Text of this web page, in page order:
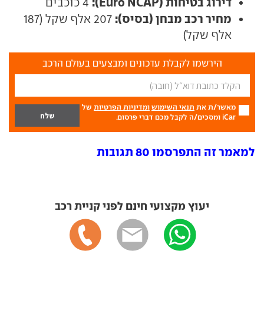
מחיר רכב מבחן (בסיס):
207 אלף שקל (187
אלף שקל)
הירשמו לקבלת עדכונים ומבצעים בעולם הרכב
מאשר/ת את תנאי השימוש ומדיניות הפרטיות של
iCar ומסכים/ה לקבל מכם דברי פרסום.
למאמר זה התפרסמו 80 תגובות
יעוץ מקצועי חינם לפני קניית רכב